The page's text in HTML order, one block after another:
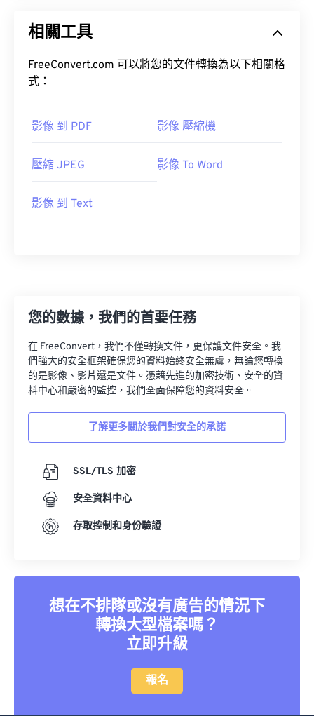
相關工具
FreeConvert.com 可以將您的文件轉換為以下相關格
式：
影像 到 PDF 影像 壓縮機
壓縮 JPEG 影像 To Word
影像 到 Text
您的數據，我們的首要任務
在 FreeConvert，我們不僅轉換文件，更保護文件安全。我
們強大的安全框架確保您的資料始終安全無虞，無論您轉換
的是影像、影片還是文件。憑藉先進的加密技術、安全的資
料中心和嚴密的監控，我們全面保障您的資料安全。
了解更多關於我們對安全的承諾
SSL/TLS 加密
安全資料中心
存取控制和身份驗證
想在不排隊或沒有廣告的情況下
轉換大型檔案嗎？
立即升級
報名